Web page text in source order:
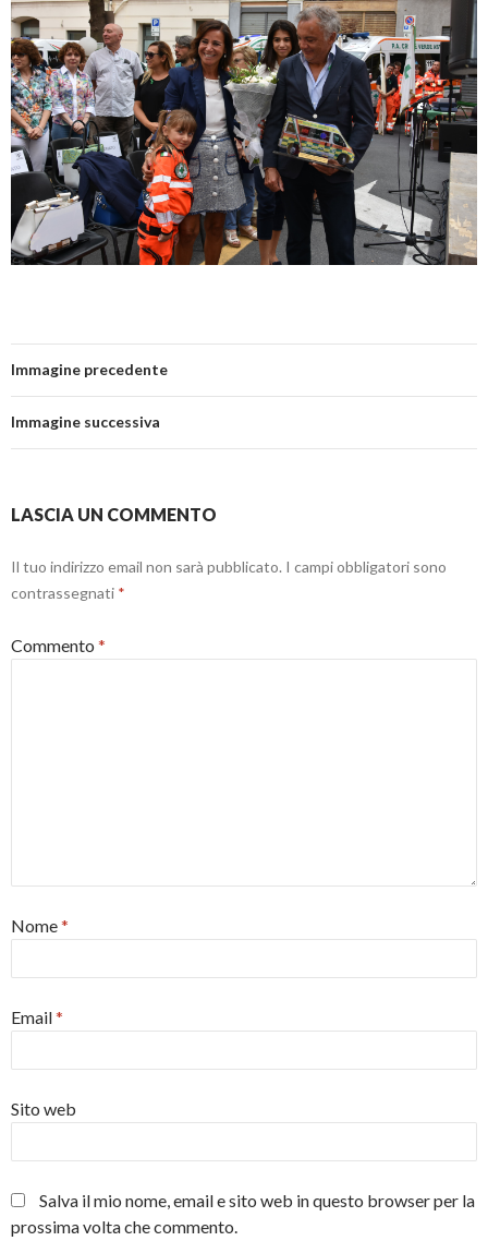
Immagine precedente
Immagine successiva
LASCIA UN COMMENTO
Il tuo indirizzo email non sarà pubblicato. I campi obbligatori sono
contrassegnati *
Commento *
Nome*
Email*
Sito web
Salva il mio nome, email e sito web in questo browser per la
prossima volta che commento.